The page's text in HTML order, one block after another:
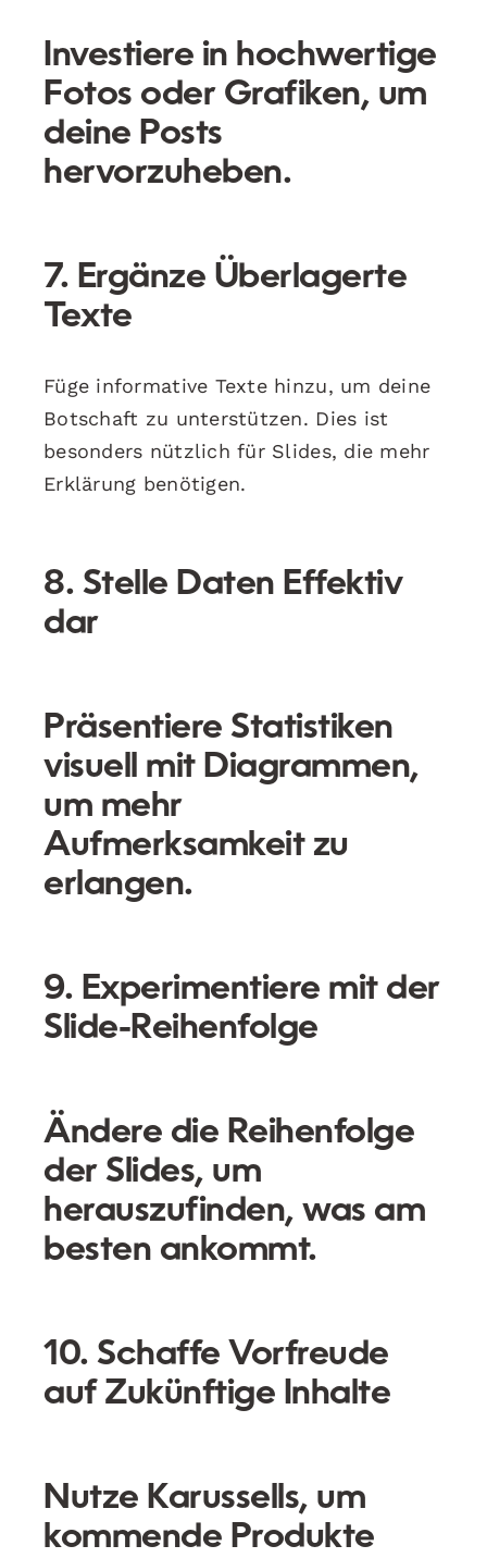
Investiere in hochwertige
Fotos oder Grafiken, um
deine Posts
hervorzuheben.
7. Ergänze Überlagerte
Texte
Füge informative Texte hinzu, um deine
Botschaft zu unterstützen. Dies ist
besonders nützlich für Slides, die mehr
Erklärung benötigen.
8. Stelle Daten Effektiv
dar
Präsentiere Statistiken
visuell mit Diagrammen,
um mehr
Aufmerksamkeit zu
erlangen.
9. Experimentiere mit der
Slide-Reihenfolge
Ändere die Reihenfolge
der Slides, um
herauszufinden, was am
besten ankommt.
10. Schaffe Vorfreude
auf Zukünftige Inhalte
Nutze Karussells, um
kommende Produkte